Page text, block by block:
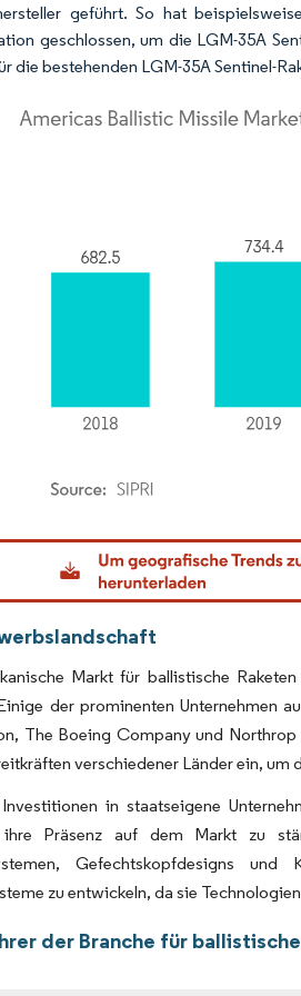
geführt. So hat
geschlossen, um die LGM-35A
die bestehenden LGM-35A Sentinel-
Intelligence. Wiederverwendung erfordert
Markt für ballistische
der prominenten Unternehmen
The Boeing Company und
verschiedener Länder ein, um
in staatseigene
ihre Präsenz auf dem Markt zu
Gefechtskopfdesigns
zu entwickeln, da sie
der Branche für